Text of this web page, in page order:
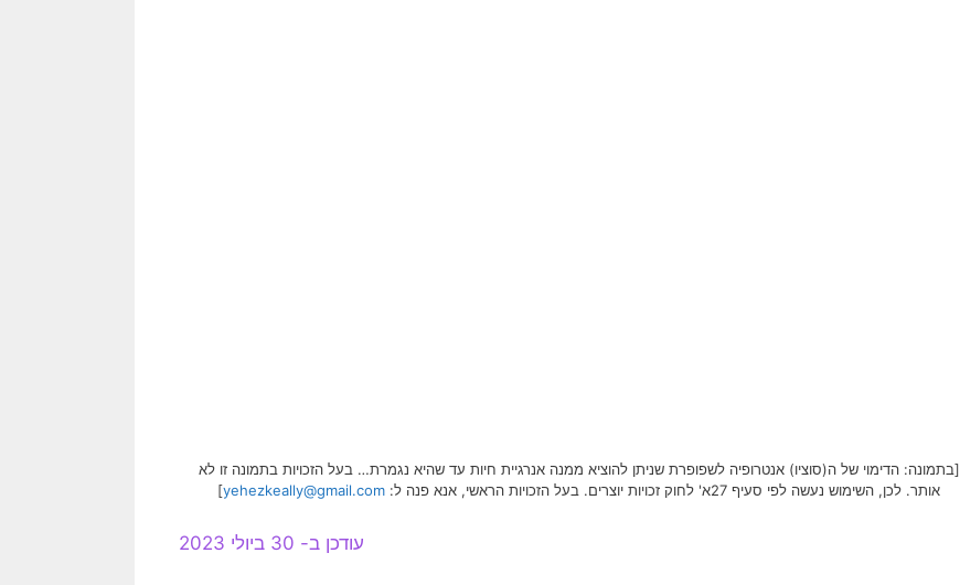
[בתמונה: הדימוי של ה(סוציו) אנטרופיה לשפופרת שניתן להוציא ממנה אנרגיית חיות עד שהיא נגמרת… בעל הזכויות בתמונה זו לא
אותר. לכן, השימוש נעשה לפי סעיף 27א' לחוק זכויות יוצרים. בעל הזכויות הראשי, אנא פנה ל:
yehezkeally@gmail.com
]
עודכן ב- 30 ביולי 2023